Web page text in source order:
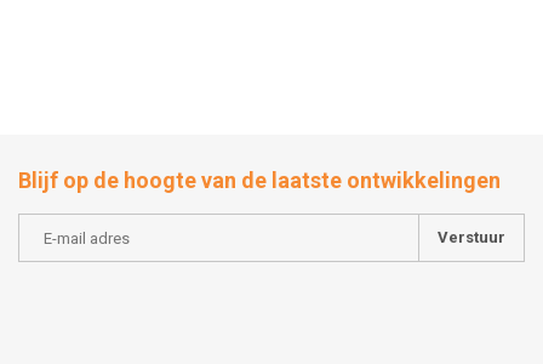
Blijf op de hoogte van de laatste ontwikkelingen
Verstuur